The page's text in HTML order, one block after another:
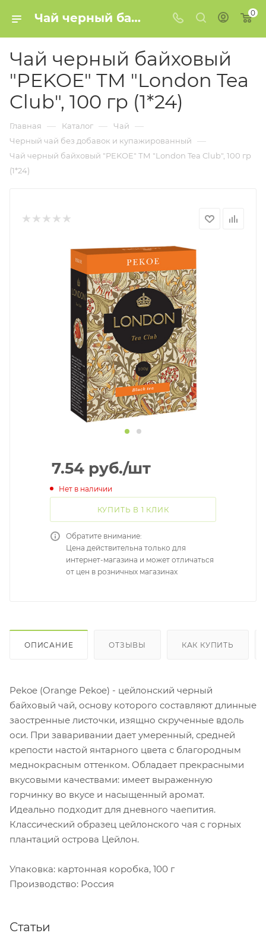
Чай черный байховый "PEKOE" ТМ "London Tea Club", 100 гр (1*24) купить в Минске 0
Чай черный байховый
"PEKOE" ТМ "London Tea
Club", 100 гр (1*24)
Главная — Каталог — Чай —
Черный чай без добавок и купажированный —
Чай черный байховый "PEKOE" ТМ "London Tea Club", 100 гр
(1*24)
7.54 руб./шт
Нет в наличии
КУПИТЬ В 1 КЛИК
Обратите внимание:
Цена действительна только для
интернет-магазина и может отличаться
от цен в розничных магазинах
ОПИСАНИЕ ОТЗЫВЫ КАК КУПИТЬ
Pekoe (Orange Pеkoe) - цейлонский черный
байховый чай, основу которого составляют длинные
заостренные листочки, изящно скрученные вдоль
оси. При заваривании дает умеренный, средней
крепости настой янтарного цвета с благородным
меднокрасным оттенком. Обладает прекрасными
вкусовыми качествами: имеет выраженную
горчинку во вкусе и насыщенный аромат.
Идеально подходит для дневного чаепития.
Классический образец цейлонского чая с горных
плантаций острова Цейлон.
Упаковка: картонная коробка, 100 г
Производство: Россия
Статьи